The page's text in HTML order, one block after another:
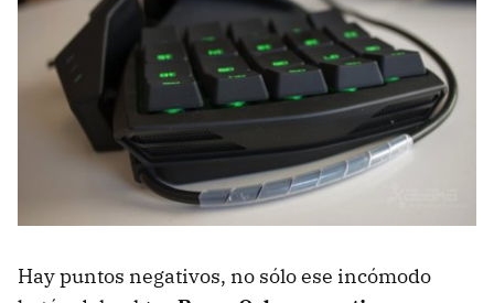
Hay puntos negativos, no sólo ese incómodo